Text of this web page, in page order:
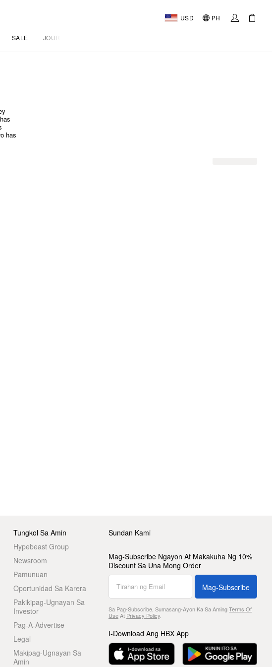
USD PH
SALE JOURNAL
has
Tungkol Sa Amin
Hypebeast Group
Newsroom
Pamunuan
Oportunidad Sa Karera
Pakikipag-Ugnayan Sa
Investor
Pag-A-Advertise
Legal
Makipag-Ugnayan Sa
Amin
Sundan Kami
Mag-Subscribe Ngayon At Makakuha Ng 10%
Discount Sa Una Mong Order
Mag-Subscribe
Sa Pag-Subscribe, Sumasang-Ayon Ka Sa AmingTerms Of
UseAt Privacy Policy.
I-Download Ang HBX App